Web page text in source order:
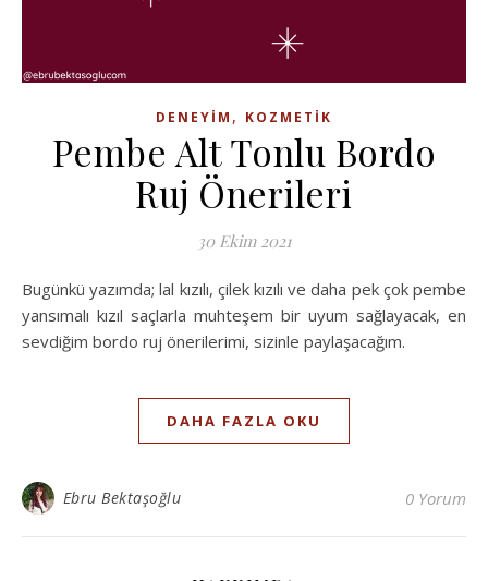
DENEYIM , KOZMETIK
Pembe Alt Tonlu Bordo
Ruj Önerileri
30 Ekim 2021
Bugünkü yazımda; lal kızılı, çilek kızılı ve daha pek çok pembe
yansımalı kızıl saçlarla muhteşem bir uyum sağlayacak, en
sevdiğim bordo ruj önerilerimi, sizinle paylaşacağım.
DAHA FAZLA OKU
Ebru Bektaşoğlu 0 Yorum